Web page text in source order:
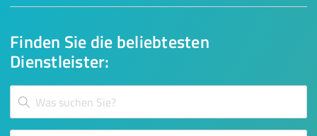
Finden Sie die beliebtesten
Dienstleister: